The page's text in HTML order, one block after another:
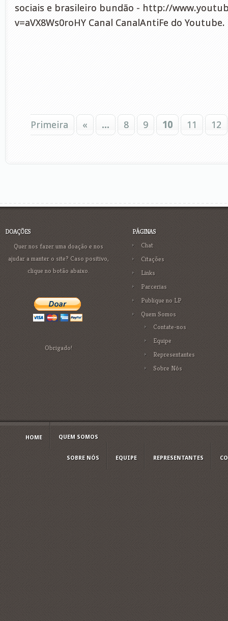
sociais e brasileiro bundão - http://
v=aVX8Ws0roHY Canal CanalAntiFe do Youtube.
Primeira « ... 8 9 10 11 12
DOAÇÕES
Quer nos fazer uma doação e nos
ajudar a manter o site? Caso positivo,
clique no botão abaixo.
Obrigado!
PÁGINAS
Chat
Citações
Links
Parcerias
Publique no LP
Quem Somos
Contate-nos
Equipe
Representantes
Sobre Nós
HOME QUEM SOMOS
SOBRE NÓS EQUIPE REPRESENTANTES